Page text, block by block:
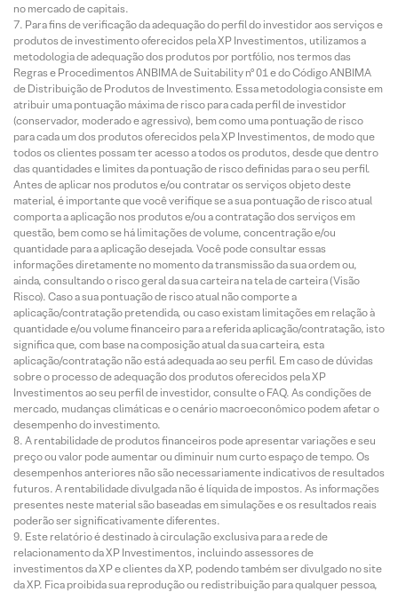
no mercado de capitais.
Para fins de verificação da adequação do perfil do investidor aos serviços e
produtos de investimento oferecidos pela XP Investimentos, utilizamos a
metodologia de adequação dos produtos por portfólio, nos termos das
Regras e Procedimentos ANBIMA de Suitability nº 01 e do Código ANBIMA
de Distribuição de Produtos de Investimento. Essa metodologia consiste em
atribuir uma pontuação máxima de risco para cada perfil de investidor
(conservador, moderado e agressivo), bem como uma pontuação de risco
para cada um dos produtos oferecidos pela XP Investimentos, de modo que
todos os clientes possam ter acesso a todos os produtos, desde que dentro
das quantidades e limites da pontuação de risco definidas para o seu perfil.
Antes de aplicar nos produtos e/ou contratar os serviços objeto deste
material, é importante que você verifique se a sua pontuação de risco atual
comporta a aplicação nos produtos e/ou a contratação dos serviços em
questão, bem como se há limitações de volume, concentração e/ou
quantidade para a aplicação desejada. Você pode consultar essas
informações diretamente no momento da transmissão da sua ordem ou,
ainda, consultando o risco geral da sua carteira na tela de carteira (Visão
Risco). Caso a sua pontuação de risco atual não comporte a
aplicação/contratação pretendida, ou caso existam limitações em relação à
quantidade e/ou volume financeiro para a referida aplicação/contratação, isto
significa que, com base na composição atual da sua carteira, esta
aplicação/contratação não está adequada ao seu perfil. Em caso de dúvidas
sobre o processo de adequação dos produtos oferecidos pela XP
Investimentos ao seu perfil de investidor, consulte o FAQ. As condições de
mercado, mudanças climáticas e o cenário macroeconômico podem afetar o
desempenho do investimento.
A rentabilidade de produtos financeiros pode apresentar variações e seu
preço ou valor pode aumentar ou diminuir num curto espaço de tempo. Os
desempenhos anteriores não são necessariamente indicativos de resultados
futuros. A rentabilidade divulgada não é líquida de impostos. As informações
presentes neste material são baseadas em simulações e os resultados reais
poderão ser significativamente diferentes.
Este relatório é destinado à circulação exclusiva para a rede de
relacionamento da XP Investimentos, incluindo assessores de
investimentos da XP e clientes da XP, podendo também ser divulgado no site
da XP. Fica proibida sua reprodução ou redistribuição para qualquer pessoa,